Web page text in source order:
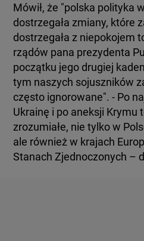
Mówił, że "polska polityka
dostrzegała zmiany, które
dostrzegała z niepokojem
rządów pana prezydenta
początku jego drugiej
tym naszych sojuszników
często ignorowane". - Po
Ukrainę i po aneksji Krymu
zrozumiałe, nie tylko w
ale również w krajach
Stanach Zjednoczonych –